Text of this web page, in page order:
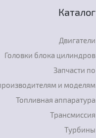
Каталог
Двигатели
Головки блока цилиндров
Запчасти по
и моделям
Топливная аппаратура
Трансмиссия
Турбины